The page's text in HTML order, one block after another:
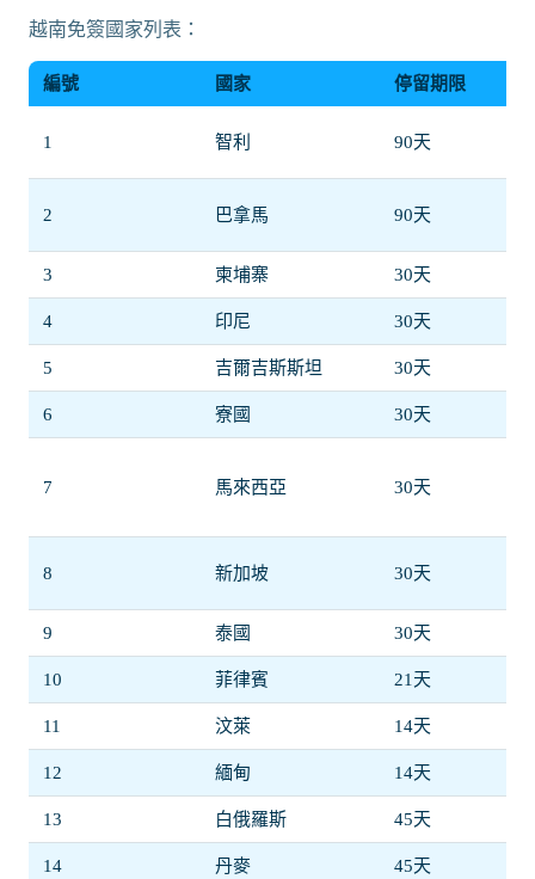
越南免簽國家列表：
編號 國家 停留期限
1 智利 90天
2 巴拿馬 90天
3 柬埔寨 30天
4 印尼 30天
5 吉爾吉斯斯坦 30天
6 寮國 30天
7 馬來西亞 30天
8 新加坡 30天
9 泰國 30天
10 菲律賓 21天
11 汶萊 14天
12 緬甸 14天
13 白俄羅斯 45天
14 丹麥 45天